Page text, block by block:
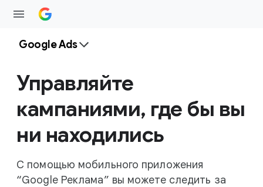
Google Ads
Управляйте
кампаниями, где бы вы
ни находились
С помощью мобильного приложения
“Google Реклама” вы можете следить за